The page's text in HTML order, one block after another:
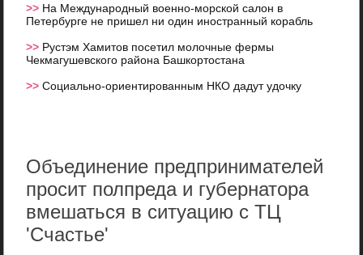
>> На Международный военно-морской салон в
Петербурге не пришел ни один иностранный корабль
>> Рустэм Хамитов посетил молочные фермы
Чекмагушевского района Башкортостана
>>Социально-ориентированным НКО дадут удочку
Объединение предпринимателей
просит полпреда и губернатора
вмешаться в ситуацию с ТЦ
'Счастье'